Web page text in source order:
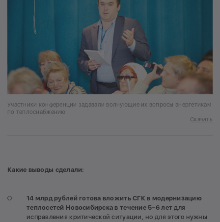
Участники конференции задавали волнующие их вопросы энергетикам
по теплоснабжению
Скачать
Какие выводы сделали:
14 млрд рублей готова вложить СГК в модернизацию
теплосетей Новосибирска в течение 5–6 летдля
исправления критической ситуации, но для этого нужны